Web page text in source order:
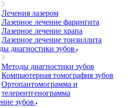
Лечения лазером
Лазерное лечение фарингита
Лазерное лечение храпа
Лазерное лечение тонзиллита
диагностики зубов
Методы диагностики зубов
Компьютерная томография зубов
Ортопантомограмма и
телерентгенограмма
зубов